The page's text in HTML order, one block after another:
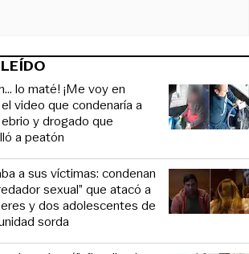
lo maté! ¡Me voy en
el video que condenaría a
y drogado que
a peatón
a sus víctimas: condenan
sexual” que atacó a
y dos adolescentes de
sorda